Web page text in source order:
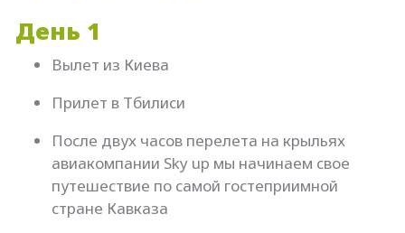
День 1
Вылет из Киева
Прилет в Тбилиси
После двух часов перелета на крыльях
авиакомпании Sky up мы начинаем свое
путешествие по самой гостеприимной
стране Кавказа